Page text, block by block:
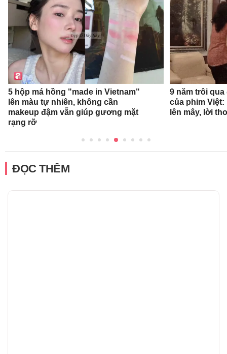
5 hộp má hồng "made in Vietnam"
lên màu tự nhiên, không cần
makeup đậm vẫn giúp gương mặt
rạng rỡ
9 năm trôi
của phim
lên mây, lời
ĐỌC THÊM